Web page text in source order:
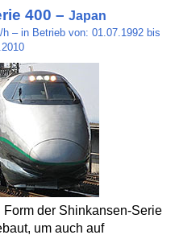
400 – Japan
– in Betrieb von: 01.07.1992 bis
der Shinkansen-Serie
um auch auf